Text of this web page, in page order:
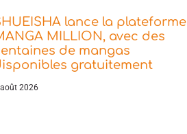
lance la plateforme
MILLION, avec des
de mangas
gratuitement
2026